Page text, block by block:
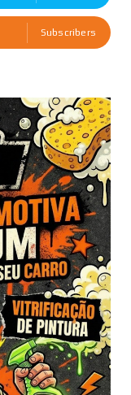
Subscribers